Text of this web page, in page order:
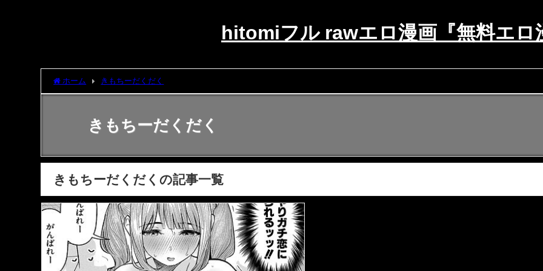
hitomiフル rawエロ漫画『無料エロ
ホーム きもちーだくだく
きもちーだくだく
きもちーだくだくの記事一覧